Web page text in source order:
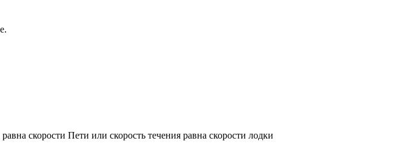
скорости Пети или скорость течения равна скорости лодки